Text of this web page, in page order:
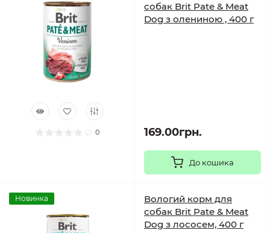
0
собак Brit Pate & Meat
Dog з олениною , 400 г
169.00грн.
До кошика
Новинка
Вологий корм для
собак Brit Pate & Meat
Dog з лососем, 400 г